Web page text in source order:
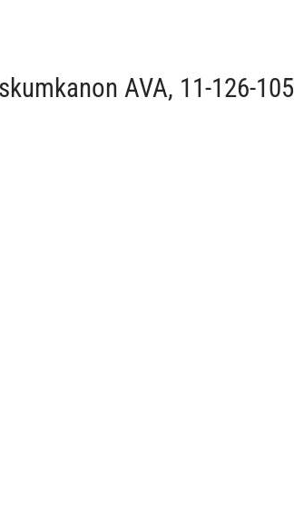
AVA, 11-126-105